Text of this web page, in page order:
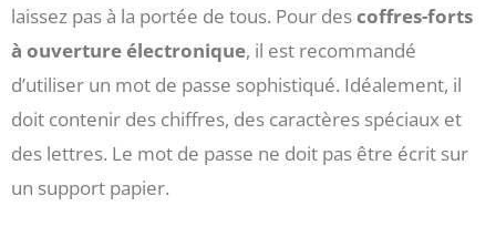
laissez pas à la portée de tous. Pour descoffres-forts
à ouverture électronique, il est recommandé
d’utiliser un mot de passe sophistiqué. Idéalement, il
doit contenir des chiffres, des caractères spéciaux et
des lettres. Le mot de passe ne doit pas être écrit sur
un support papier.